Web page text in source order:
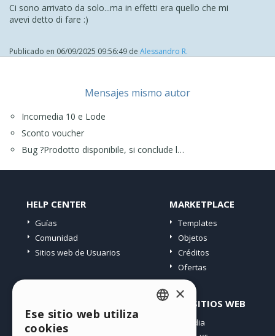
Ci sono arrivato da solo...ma in effetti era quello che mi
avevi detto di fare :)
Publicado en 06/09/2025 09:56:49 de Alessandro R.
Mensajes mismo autor
Incomedia 10 e Lode
Sconto voucher
Bug ?Prodotto disponibile, si conclude l…
HELP CENTER
Guías
Comunidad
Sitios web de Usuarios
MARKETPLACE
Templates
Objetos
Créditos
Ofertas
Mis post
OTROS SITIOS WEB
Incomedia
×
Ese sitio web utiliza
cookies